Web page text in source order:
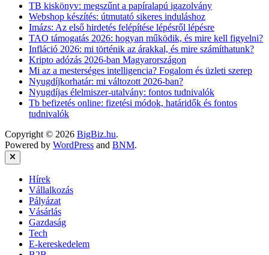
TB kiskönyv: megszűnt a papíralapú igazolvány
Webshop készítés: útmutató sikeres induláshoz
Imázs: Az első hirdetés felépítése lépésről lépésre
TAO támogatás 2026: hogyan működik, és mire kell figyelni?
Infláció 2026: mi történik az árakkal, és mire számíthatunk?
Kripto adózás 2026-ban Magyarországon
Mi az a mesterséges intelligencia? Fogalom és üzleti szerep
Nyugdíjkorhatár: mi változott 2026-ban?
Nyugdíjas élelmiszer-utalvány: fontos tudnivalók
Tb befizetés online: fizetési módok, határidők és fontos
tudnivalók
Copyright © 2026 BigBiz.hu.
Powered by WordPress and BNM.
Close
Hírek
Vállalkozás
Pályázat
Vásárlás
Gazdaság
Tech
E-kereskedelem